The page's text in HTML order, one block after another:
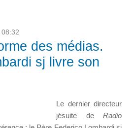
des médias.
sj livre son
Le dernier directeur
jésuite de Radio